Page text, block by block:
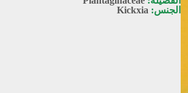
الجنس: Kickxia